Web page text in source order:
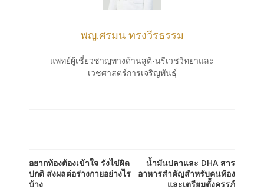
พญ.ศรมน ทรงวีรธรรม
แพทย์ผู้เชี่ยวชาญทางด้านสูติ-นรีเวชวิทยาและ
เวชศาสตร์การเจริญพันธุ์
อยากท้องต้องเข้าใจ รังไข่ผิด
ปกติ ส่งผลต่อร่างกายอย่างไร
บ้าง
น้ำมันปลาและ DHA สาร
อาหารสำคัญสำหรับคนท้อง
และเตรียมตั้งครรภ์